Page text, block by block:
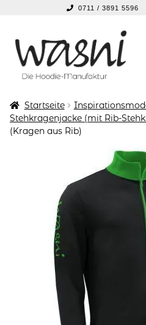
0711 / 3891 5596
Navigation
springen
Inhalt
springen
KONFIGURATOR
Startseite
Stehkragenjacke (mit Rib-
(Kragen aus Rib)